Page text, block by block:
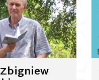
Zbigniew